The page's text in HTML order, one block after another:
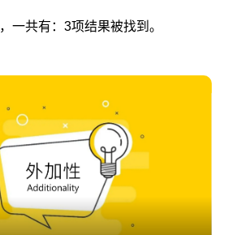
，一共有： 3项结果被找到。